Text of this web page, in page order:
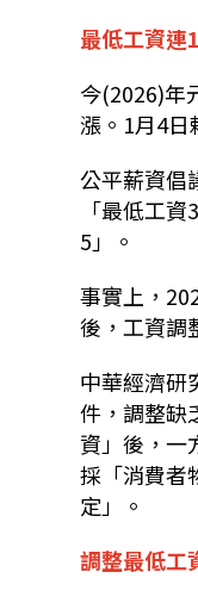
最低工資連
今(2026)年
漲。1月4日
公平薪資倡
「最低工
5」。
事實上，
後，工資調
中華經濟研
件，調整缺
資」後，一
採「消費者
定」。
調整最低工